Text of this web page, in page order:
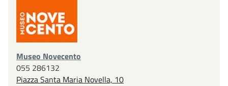
Museo Novecento
055 286132
Piazza Santa Maria Novella, 10